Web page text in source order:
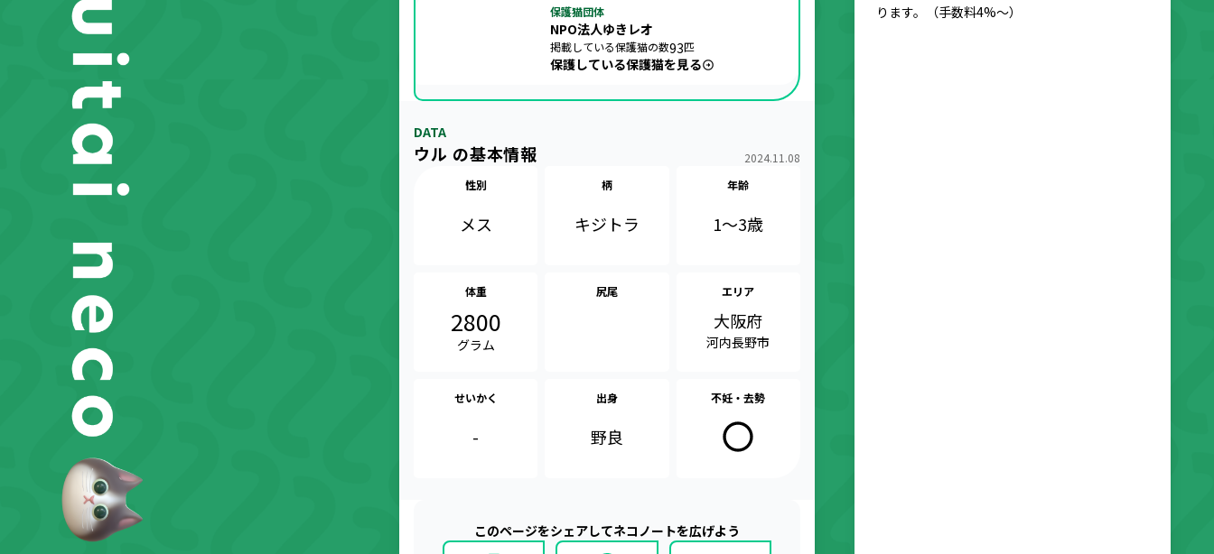
保護猫団体
NPO法人ゆきレオ
掲載している保護猫の数93匹
保護している保護猫を見る
DATA
ウル の基本情報
2024.11.08
性別
メス
柄
キジトラ
年齢
1〜3歳
体重
2800
グラム
尻尾 エリア
大阪府
河内長野市
せいかく
-
出身
野良
不妊・去勢
このページをシェアしてネコノートを広げよう
ります。（手数料4%〜）